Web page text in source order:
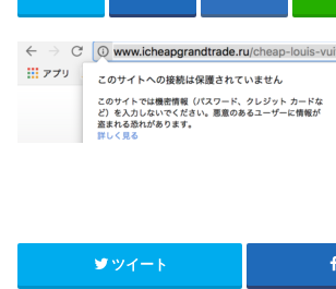
ツイート